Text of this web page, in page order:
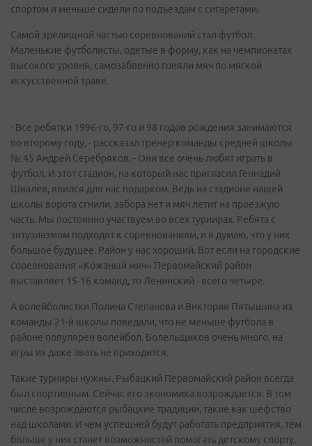
спортом и меньше сидели по подъездам с сигаретами.
Самой зрелищной частью соревнований стал футбол.
Маленькие футболисты, одетые в форму, как на чемпионатах
высокого уровня, самозабвенно гоняли мяч по мягкой
искусственной траве.
- Все ребятки 1996-го, 97-го и 98 годов рождения занимаются
по второму году, - рассказал тренер команды средней школы
№ 45 Андрей Серебряков. - Они все очень любят играть в
футбол. И этот стадион, на который нас пригласил Геннадий
Швалев, явился для нас подарком. Ведь на стадионе нашей
школы ворота сгнили, забора нет и мяч летит на проезжую
часть. Мы постоянно участвуем во всех турнирах. Ребята с
энтузиазмом подходят к соревнованиям, и я думаю, что у них
большое будущее. Район у нас хороший. Вот если на городские
соревнования «Кожаный мяч» Первомайский район
выставляет 15-16 команд, то Ленинский - всего четыре.
А волейболистки Полина Степанова и Виктория Пятышина из
команды 21-й школы поведали, что не меньше футбола в
районе популярен волейбол. Болельщиков очень много, на
игры их даже звать не приходится.
Такие турниры нужны. Рыбацкий Первомайский район всегда
был спортивным. Сейчас его экономика возрождается. В том
числе возрождаются рыбацкие традиции, такие как шефство
над школами. И чем успешней будут работать предприятия, тем
больше у них станет возможностей помогать детскому спорту.